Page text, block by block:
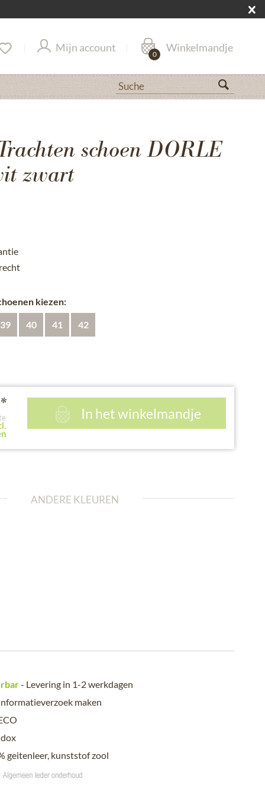
Mijn account Winkelmandje
0
schoen DORLE
zwart
kiezen:
39 40 41 42
In het winkelmandje
ANDERE KLEUREN
- Levering in 1-2 werkdagen
maken
geitenleer, kunststof zool